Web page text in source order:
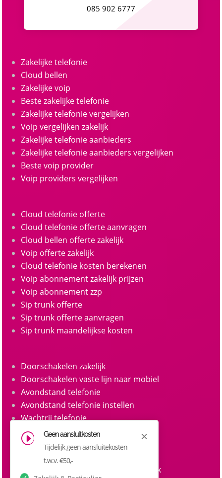
085 902 6777
Zakelijke telefonie
Cloud bellen
Zakelijke voip
Beste zakelijke telefonie
Zakelijke telefonie vergelijken
Voip vergelijken zakelijk
Zakelijke telefonie aanbieders
Zakelijke telefonie aanbieders vergelijken
Beste voip provider
Voip providers vergelijken
Cloud telefonie offerte
Cloud telefonie offerte aanvragen
Cloud bellen offerte zakelijk
Voip offerte zakelijk
Cloud telefonie kosten berekenen
Voip abonnement zakelijk prijzen
Voip abonnement zzp
Sip trunk offerte
Sip trunk offerte aanvragen
Sip trunk maandelijkse kosten
Doorschakelen zakelijk
Doorschakelen vaste lijn naar mobiel
Avondstand telefonie
Avondstand telefonie instellen
Wachtrij telefonie
Call queue telefonie
Belgroepen
Belgroep instellen zakelijke telefonie
Doorkiesnummers aanvragen zakelijk
M
I Geen aansluitkosten
Tijdelijk geen aansluitekosten
t.w.v. €50,-